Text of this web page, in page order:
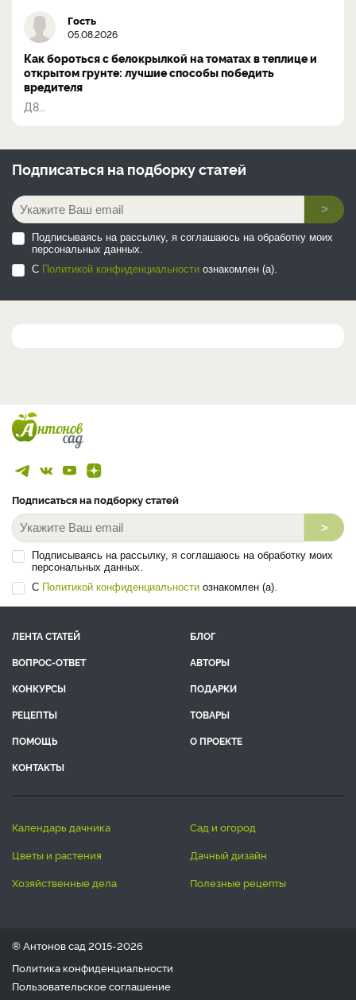
Гость
05.08.2026
Как бороться с белокрылкой на томатах в теплице и
открытом грунте: лучшие способы победить
вредителя
Д8...
Подписаться на подборку статей
>
Подписываясь на рассылку, я соглашаюсь на обработку моих
персональных данных.
С Политикой конфиденциальности ознакомлен (а).
Подписаться на подборку статей
>
Подписываясь на рассылку, я соглашаюсь на обработку моих
персональных данных.
С Политикой конфиденциальности ознакомлен (а).
ЛЕНТА СТАТЕЙ
БЛОГ
ВОПРОС-ОТВЕТ
АВТОРЫ
КОНКУРСЫ
ПОДАРКИ
РЕЦЕПТЫ
ТОВАРЫ
ПОМОЩЬ
О ПРОЕКТЕ
КОНТАКТЫ
календарь дачника
сад и огород
цветы и растения
дачный дизайн
хозяйственные дела
полезные рецепты
® Антонов сад 2015-2026
Политика конфиденциальности
Пользовательское соглашение